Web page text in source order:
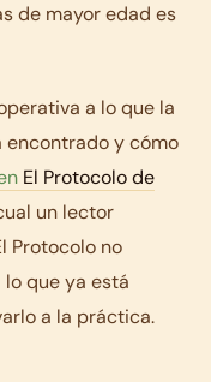
de mayor edad es
a lo que la
encontrado y cómo
El Protocolo de
un lector
Protocolo no
que ya está
a la práctica.